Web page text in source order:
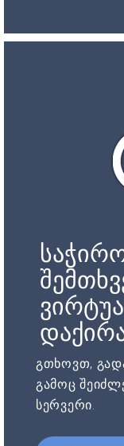
გთხოვთ,
გამოც
სერვერი.